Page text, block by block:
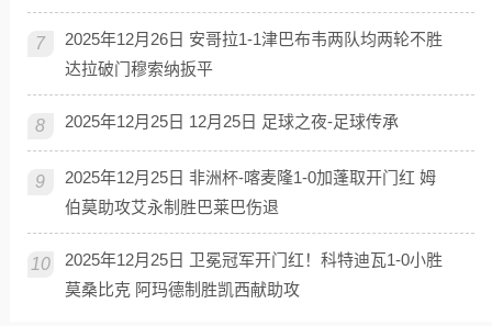
7
2025年12月26日 安哥拉1-1津巴布韦两队均两轮不胜
达拉破门穆索纳扳平
8 2025年12月25日 12月25日 足球之夜-足球传承
9
2025年12月25日 非洲杯-喀麦隆1-0加蓬取开门红 姆
伯莫助攻艾永制胜巴莱巴伤退
10
2025年12月25日 卫冕冠军开门红！科特迪瓦1-0小胜
莫桑比克 阿玛德制胜凯西献助攻